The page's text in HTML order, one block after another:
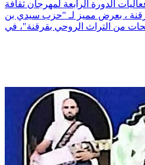
الدورة الرابعة لمهرجان ثقافة
، بعرض مميز لـ "حزب سيدي بن